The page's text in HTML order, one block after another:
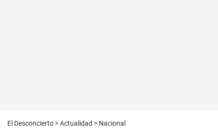
El Desconcierto >Actualidad > Nacional